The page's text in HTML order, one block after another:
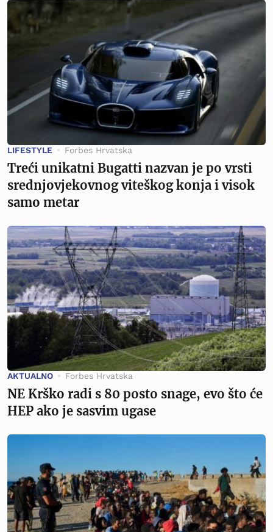
LIFESTYLE Forbes Hrvatska
Treći unikatni Bugatti nazvan je po vrsti
srednjovjekovnog viteškog konja i visok
samo metar
AKTUALNO Forbes Hrvatska
NE Krško radi s 80 posto snage, evo što će
HEP ako je sasvim ugase